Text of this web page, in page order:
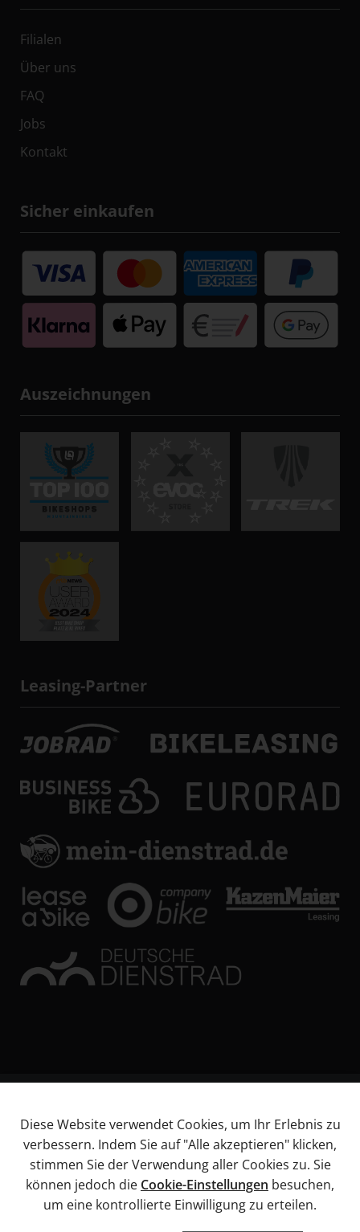
Filialen
Über uns
FAQ
Jobs
Kontakt
Sicher einkaufen
Auszeichnungen
Leasing-Partner
Impressum
AGB
Datenschutz
Widerrufsbelehrung
Informationen über Barrierefreiheitsanforderungen
Diese Website verwendet Cookies, um Ihr Erlebnis zu
verbessern. Indem Sie auf "Alle akzeptieren" klicken,
stimmen Sie der Verwendung aller Cookies zu. Sie
können jedoch die Cookie-Einstellungen besuchen,
um eine kontrollierte Einwilligung zu erteilen.